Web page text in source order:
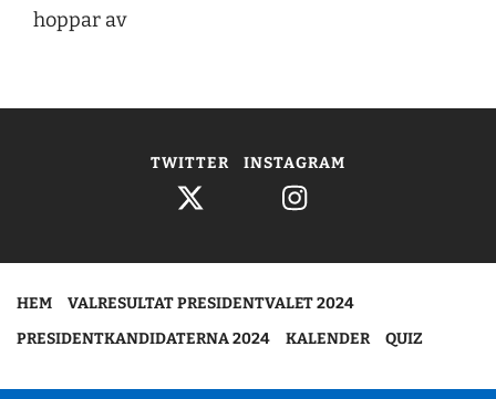
hoppar av
TWITTER INSTAGRAM
HEM
VALRESULTAT PRESIDENTVALET 2024
PRESIDENTKANDIDATERNA 2024
KALENDER QUIZ